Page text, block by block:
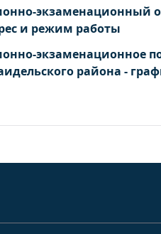
экзаменационный
и режим работы
экзаменационное
района -